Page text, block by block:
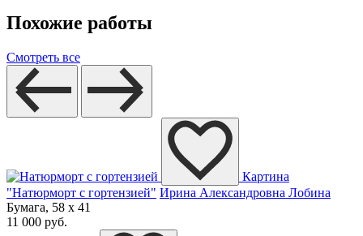
Похожие работы
Смотреть все
Картина
"Натюрморт с гортензией" Ирина Александровна Лобина
Бумага, 58 x 41
11 000 руб.